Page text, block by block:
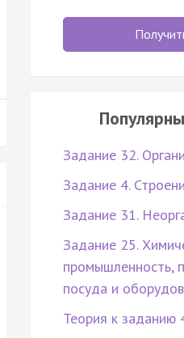
Задание 32.
Задание 4.
Задание 31.
Задание 25.
промышленность,
посуда и
Теория к заданию